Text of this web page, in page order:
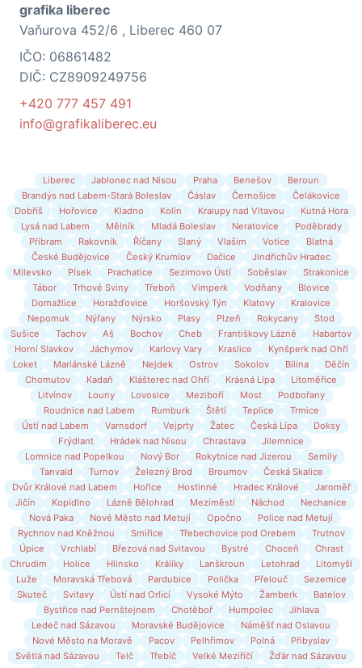
grafika liberec
Vaňurova 452/6 , Liberec 460 07
IČO: 06861482
DIČ: CZ8909249756
+420 777 457 491
info@grafikaliberec.eu
Liberec Jablonec nad Nisou Praha Benešov
Beroun
Brandýs nad Labem-Stará Boleslav
Čáslav Černošice
Čelákovice
Dobříš
Hořovice Kladno Kolín Kralupy nad Vltavou
Kutná Hora
Lysá nad Labem
Mělník Mladá Boleslav Neratovice
Poděbrady
Příbram
Rakovník Říčany Slaný Vlašim Votice
Blatná
České Budějovice
Český Krumlov Dačice
Jindřichův Hradec
Milevsko
Písek Prachatice Sezimovo Ústí Soběslav
Strakonice
Tábor
Trhové Sviny Třeboň Vimperk Vodňany
Blovice
Domažlice
Horažďovice Horšovský Týn Klatovy
Kralovice
Nepomuk
Nýřany Nýrsko Plasy Plzeň Rokycany
Stod
Sušice
Tachov Aš Bochov Cheb Františkovy Lázně
Habartov
Horní Slavkov
Jáchymov Karlovy Vary Kraslice
Kynšperk nad Ohří
Loket
Mariánské Lázně Nejdek Ostrov Sokolov Bílina
Děčín
Chomutov
Kadaň Klášterec nad Ohří Krásná Lípa
Litoměřice
Litvínov
Louny Lovosice Meziboří Most
Podbořany
Roudnice nad Labem
Rumburk Štětí Teplice
Trmice
Ústí nad Labem
Varnsdorf Vejprty Žatec Česká Lípa
Doksy
Frýdlant
Hrádek nad Nisou Chrastava
Jilemnice
Lomnice nad Popelkou
Nový Bor Rokytnice nad Jizerou
Semily
Tanvald
Turnov Železný Brod Broumov
Česká Skalice
Dvůr Králové nad Labem
Hořice Hostinné Hradec Králové
Jaroměř
Jičín
Kopidlno Lázně Bělohrad Meziměstí Náchod
Nechanice
Nová Paka
Nové Město nad Metují Opočno
Police nad Metují
Rychnov nad Kněžnou
Smiřice Třebechovice pod Orebem
Trutnov
Úpice
Vrchlabí Březová nad Svitavou Bystré Choceň
Chrast
Chrudim
Holice Hlinsko Králíky Lanškroun Letohrad
Litomyšl
Luže
Moravská Třebová Pardubice Polička Přelouč
Sezemice
Skuteč
Svitavy Ústí nad Orlicí Vysoké Mýto Žamberk
Batelov
Bystřice nad Pernštejnem
Chotěboř Humpolec
Jihlava
Ledeč nad Sázavou
Moravské Budějovice
Náměšť nad Oslavou
Nové Město na Moravě
Pacov Pelhřimov Polná
Přibyslav
Světlá nad Sázavou
Telč Třebíč Velké Meziříčí
Žďár nad Sázavou